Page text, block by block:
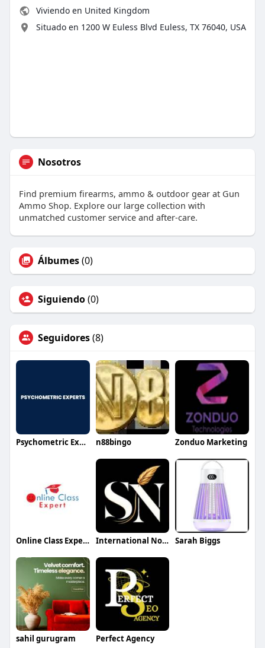
Viviendo en United Kingdom
Situado en 1200 W Euless Blvd Euless, TX 76040, USA
Nosotros
Find premium firearms, ammo & outdoor gear at Gun
Ammo Shop. Explore our large collection with
unmatched customer service and after-care.
Álbumes(0)
Siguiendo(0)
Seguidores(8)
Psychometric Experts n88bingo Zonduo Marketing
Online Class Expert International Notary Sarah Biggs
sahil gurugram Perfect Agency